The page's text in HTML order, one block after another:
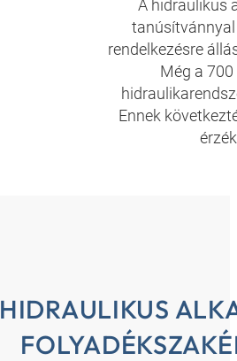
A hidraulikus
tanúsítvánnyal
rendelkezésre
Még a
Ennek
HIDRAULIKUS